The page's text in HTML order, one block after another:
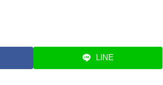
LINE